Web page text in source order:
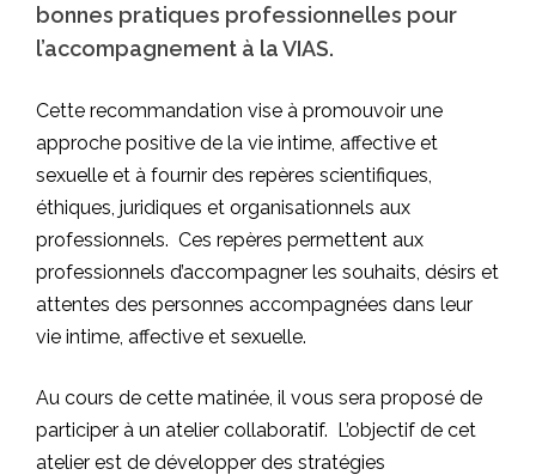
bonnes pratiques professionnelles pour
l’accompagnement à la VIAS.
Cette recommandation vise à promouvoir une
approche positive de la vie intime, affective et
sexuelle et à fournir des repères scientifiques,
éthiques, juridiques et organisationnels aux
professionnels. Ces repères permettent aux
professionnels d’accompagner les souhaits, désirs et
attentes des personnes accompagnées dans leur
vie intime, affective et sexuelle.
Au cours de cette matinée, il vous sera proposé de
participer à un atelier collaboratif. L’objectif de cet
atelier est de développer des stratégies